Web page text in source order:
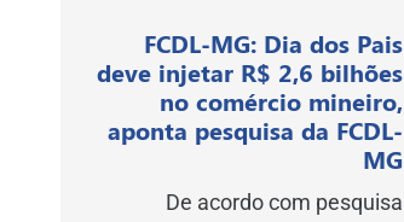
FCDL-MG: Dia dos Pais
deve injetar R$ 2,6 bilhões
no comércio mineiro,
aponta pesquisa da FCDL-
MG
De acordo com pesquisa